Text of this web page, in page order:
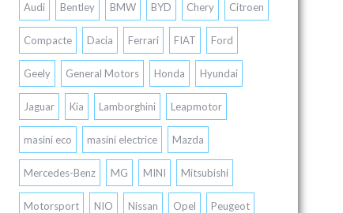
Audi Bentley BMW BYD Chery Citroen
Compacte Dacia Ferrari FIAT Ford
Geely General Motors Honda Hyundai
Jaguar Kia Lamborghini Leapmotor
masini eco masini electrice Mazda
Mercedes-Benz MG MINI Mitsubishi
Motorsport NIO Nissan Opel Peugeot